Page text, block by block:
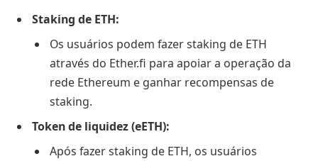
Staking de ETH:
Os usuários podem fazer staking de ETH
através do Ether.fi para apoiar a operação da
rede Ethereum e ganhar recompensas de
staking.
Token de liquidez (eETH):
Após fazer staking de ETH, os usuários